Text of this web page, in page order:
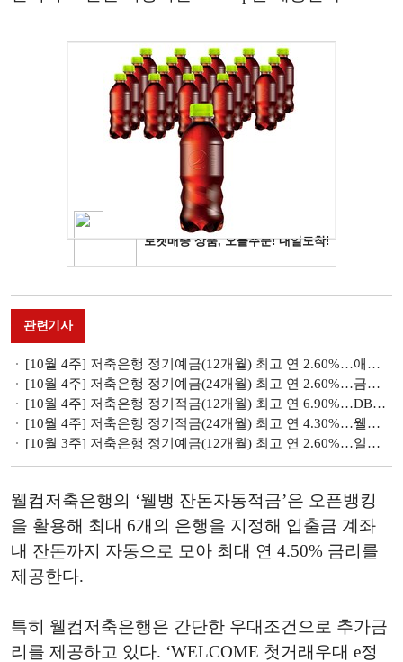
관련기사
[10월 4주] 저축은행 정기예금(12개월) 최고 연 2.60%…애큐온저축銀 '애큐온모바일예금'
[10월 4주] 저축은행 정기예금(24개월) 최고 연 2.60%…금리 인하 기조 지속되나
[10월 4주] 저축은행 정기적금(12개월) 최고 연 6.90%…DB저축銀 상품 주목
[10월 4주] 저축은행 정기적금(24개월) 최고 연 4.30%…웰컴저축銀 상품 가장 높아
[10월 3주] 저축은행 정기예금(12개월) 최고 연 2.60%…일부 상품 금리 인하
웰컴저축은행의 ‘웰뱅 잔돈자동적금’은 오픈뱅킹
을 활용해 최대 6개의 은행을 지정해 입출금 계좌
내 잔돈까지 자동으로 모아 최대 연 4.50% 금리를
제공한다.
특히 웰컴저축은행은 간단한 우대조건으로 추가금
리를 제공하고 있다. ‘WELCOME 첫거래우대 e정